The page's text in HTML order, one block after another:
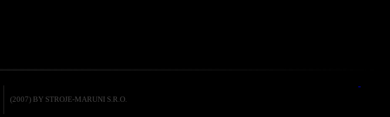
(2007) BY STROJE-MARUNI S.R.O.